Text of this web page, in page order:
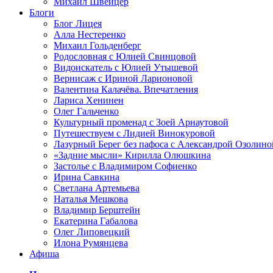
Блоги
Блог Лицея
Алла Нестеренко
Михаил Гольденберг
Родословная с Юлией Свинцовой
Видоискатель с Юлией Утышевой
Вернисаж с Ириной Ларионовой
Валентина Калачёва. Впечатления
Лариса Хенинен
Олег Гальченко
Культурный променад с Зоей Арнаутовой
Путешествуем с Лидией Винокуровой
Лазурный Берег без пафоса с Александрой
«Задние мысли» Кирилла Олюшкина
Застолье с Владимиром Софиенко
Ирина Савкина
Светлана Артемьева
Наталья Мешкова
Владимир Берштейн
Екатерина Габалова
Олег Липовецкий
Илона Румянцева
Афиша